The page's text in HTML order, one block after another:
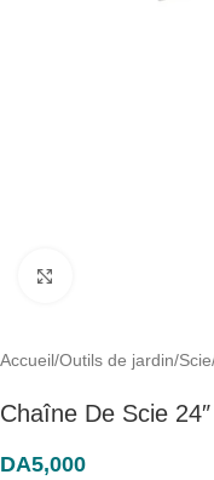
Accueil/Outils de jardin/Scie
Chaîne De Scie 24″
DA5,000